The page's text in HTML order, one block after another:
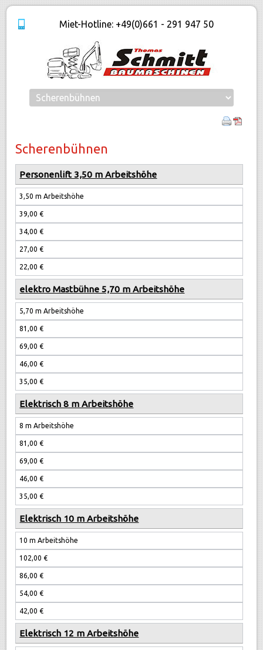
Miet-Hotline: +49(0)661 - 291 947 50
Scherenbühnen
Mietzeitraum
1 Tag
3 Tage
10 Tage
20 Tage
Personenlift 3,50 m Arbeitshöhe
3,50 m Arbeitshöhe
39,00 €
34,00 €
27,00 €
22,00 €
elektro Mastbühne 5,70 m Arbeitshöhe
5,70 m Arbeitshöhe
81,00 €
69,00 €
46,00 €
35,00 €
Elektrisch 8 m Arbeitshöhe
8 m Arbeitshöhe
81,00 €
69,00 €
46,00 €
35,00 €
Elektrisch 10 m Arbeitshöhe
10 m Arbeitshöhe
102,00 €
86,00 €
54,00 €
42,00 €
Elektrisch 12 m Arbeitshöhe